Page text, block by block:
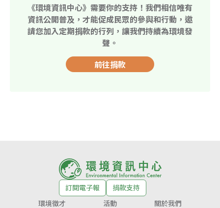
《環境資訊中心》需要你的支持！我們相信唯有
資訊公開普及，才能促成民眾的參與和行動，邀
請您加入定期捐款的行列，讓我們持續為環境發
聲。
前往捐款
訂閱電子報
捐款支持
環境徵才
活動 關於我們